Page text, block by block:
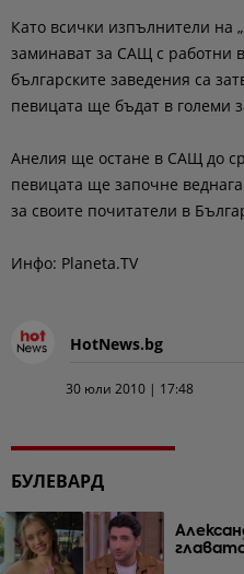
Като всички изпълнители на
заминават за САЩ с работни
българските заведения са
певицата ще бъдат в големи
Анелия ще остане в САЩ до
певицата ще започне
за своите почитатели в
Инфо: Planeta.TV
HotNews.bg
30 юли 2010 | 17:48
БУЛЕВАРД